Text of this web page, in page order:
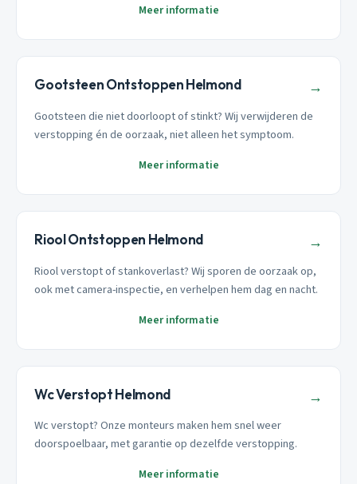
Meer informatie
Gootsteen Ontstoppen Helmond →
Gootsteen die niet doorloopt of stinkt? Wij verwijderen de
verstopping én de oorzaak, niet alleen het symptoom.
Meer informatie
Riool Ontstoppen Helmond →
Riool verstopt of stankoverlast? Wij sporen de oorzaak op,
ook met camera-inspectie, en verhelpen hem dag en nacht.
Meer informatie
Wc Verstopt Helmond →
Wc verstopt? Onze monteurs maken hem snel weer
doorspoelbaar, met garantie op dezelfde verstopping.
Meer informatie